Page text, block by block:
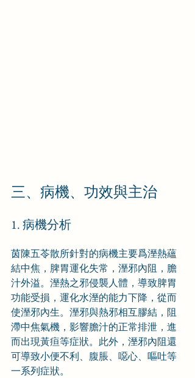
三、病機、功效與主治
1. 病機分析
茵陳五苓散所針對的病機主要爲溼熱蘊
結中焦，脾胃運化失常，溼邪內阻，膽
汁外溢。溼熱之邪侵襲人體，導致脾胃
功能受損，運化水溼的能力下降，從而
使溼邪內生。溼邪與熱邪相互膠結，阻
滯中焦氣機，影響膽汁的正常排泄，進
而出現黃疸等症狀。此外，溼邪內阻還
可導致小便不利、腹脹、噁心、嘔吐等
一系列症狀。